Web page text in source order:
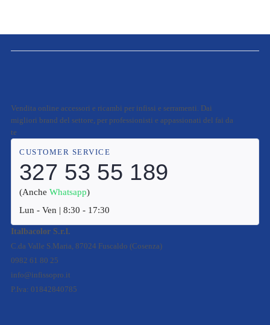
Vendita online accessori e ricambi per infissi e serramenti. Dai
migliori brand del settore, per professionisti e appassionati del fai da
te
CUSTOMER SERVICE
327 53 55 189
(AncheWhatsapp)
Lun - Ven | 8:30 - 17:30
Italbacolor S.r.l.
C.da Valle S.Maria, 87024 Fuscaldo (Cosenza)
0982 61 80 25
info@infissopro.it
P.Iva: 01842840785